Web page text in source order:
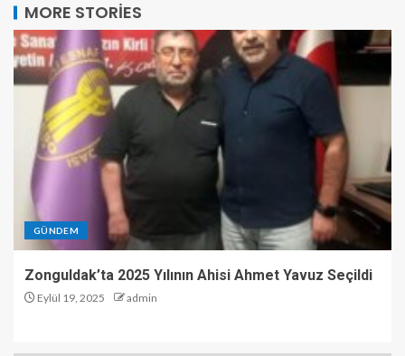
MORE STORIES
GÜNDEM
Zonguldak’ta 2025 Yılının Ahisi Ahmet Yavuz Seçildi
Eylül 19, 2025 admin